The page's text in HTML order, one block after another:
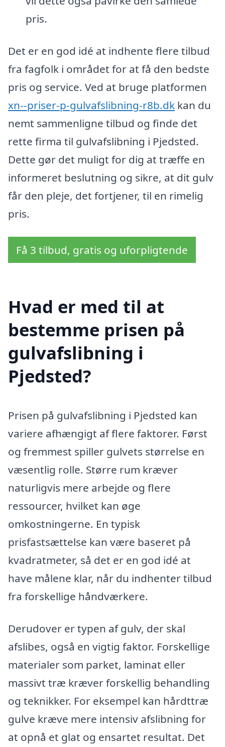
pris.
Det er en god idé at indhente flere tilbud
fra fagfolk i området for at få den bedste
pris og service. Ved at bruge platformen
xn--priser-p-gulvafslibning-r8b.dk kan du
nemt sammenligne tilbud og finde det
rette firma til gulvafslibning i Pjedsted.
Dette gør det muligt for dig at træffe en
informeret beslutning og sikre, at dit gulv
får den pleje, det fortjener, til en rimelig
pris.
Få 3 tilbud, gratis og uforpligtende
Hvad er med til at
bestemme prisen på
gulvafslibning i
Pjedsted?
Prisen på gulvafslibning i Pjedsted kan
variere afhængigt af flere faktorer. Først
og fremmest spiller gulvets størrelse en
væsentlig rolle. Større rum kræver
naturligvis mere arbejde og flere
ressourcer, hvilket kan øge
omkostningerne. En typisk
prisfastsættelse kan være baseret på
kvadratmeter, så det er en god idé at
have målene klar, når du indhenter tilbud
fra forskellige håndværkere.
Derudover er typen af gulv, der skal
afslibes, også en vigtig faktor. Forskellige
materialer som parket, laminat eller
massivt træ kræver forskellig behandling
og teknikker. For eksempel kan hårdttræ
gulve kræve mere intensiv afslibning for
at opnå et glat og ensartet resultat. Det